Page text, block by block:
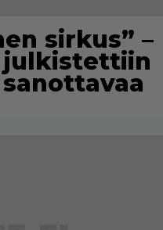
sirkus” –
julkistettiin